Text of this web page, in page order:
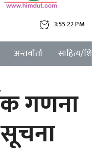
3:55:22 PM
अन्तर्वार्ता साहित्य/
गणना